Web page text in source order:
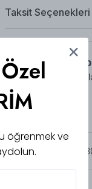
Taksit Seçenekleri
NuuWears
App Store veya
özel
faydalanabilirsiniz
Tüm siparişlerde
öğrenmek ve